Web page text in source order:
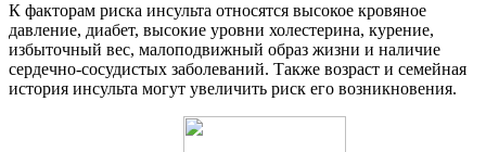
К факторам риска инсульта относятся высокое кровяное
давление, диабет, высокие уровни холестерина, курение,
избыточный вес, малоподвижный образ жизни и наличие
сердечно-сосудистых заболеваний. Также возраст и семейная
история инсульта могут увеличить риск его возникновения.